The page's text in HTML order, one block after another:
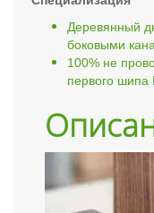
Деревянный
боковыми
100% не
первого шипа